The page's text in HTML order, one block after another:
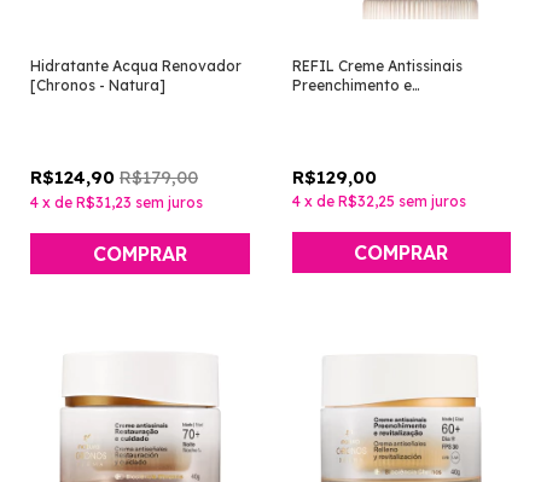
Hidratante Acqua Renovador
[Chronos - Natura]
R$124,90 R$179,00
4 x de R$31,23 sem juros
REFIL Creme Antissinais
Preenchimento e
R$129,00
4 x de R$32,25 sem juros